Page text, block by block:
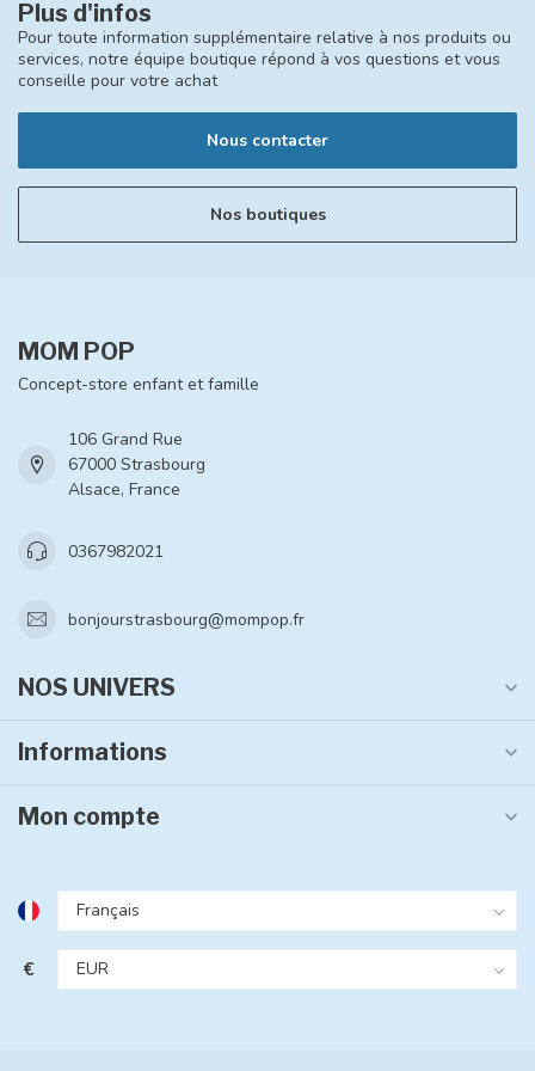
Plus d'infos
Pour toute information supplémentaire relative à nos produits ou
services, notre équipe boutique répond à vos questions et vous
conseille pour votre achat
Nous contacter
Nos boutiques
MOM POP
Concept-store enfant et famille
106 Grand Rue
67000 Strasbourg
Alsace, France
0367982021
bonjourstrasbourg@mompop.fr
NOS UNIVERS
Informations
Mon compte
€